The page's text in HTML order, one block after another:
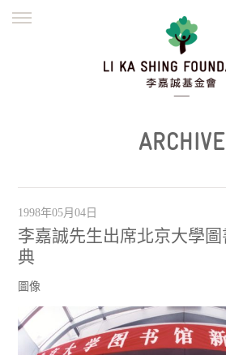
繁體
ARCHIVE
1998年05月04日
李嘉誠先生出席北京大學
典
圖像